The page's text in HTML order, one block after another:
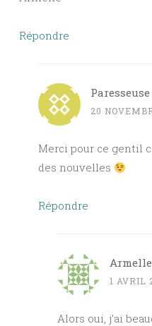
Répondre
20
Merci pour ce gentil
des nouvelles
Répondre
Armelle
1 AVRIL
Alors oui, j’ai